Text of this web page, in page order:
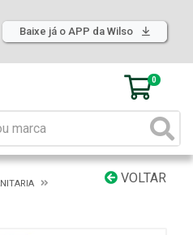
Baixe já o APP da Wilso
0
VOLTAR